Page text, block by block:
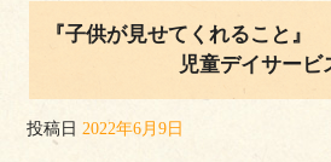
『子供が見せてくれるこ
児童デイサー
投稿日 2022年6月9日